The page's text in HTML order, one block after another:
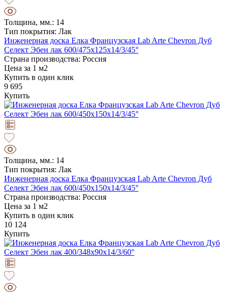
Толщина, мм.: 14
Тип покрытия: Лак
Инженерная доска Елка Французская Lab Arte Chevron Дуб
Селект Эбен лак 600/475х125х14/3/45°
Страна производства: Россия
Цена за 1 м2
Купить в один клик
9 695
Купить
Толщина, мм.: 14
Тип покрытия: Лак
Инженерная доска Елка Французская Lab Arte Chevron Дуб
Селект Эбен лак 600/450х150х14/3/45°
Страна производства: Россия
Цена за 1 м2
Купить в один клик
10 124
Купить